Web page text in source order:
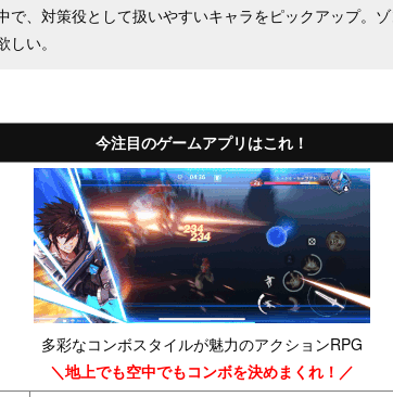
で、対策役として扱いやすいキャラをピックアップ。ゾ
い。
今注目のゲームアプリはこれ！
多彩なコンボスタイルが魅力のアクションRPG
＼地上でも空中でもコンボを決めまくれ！／